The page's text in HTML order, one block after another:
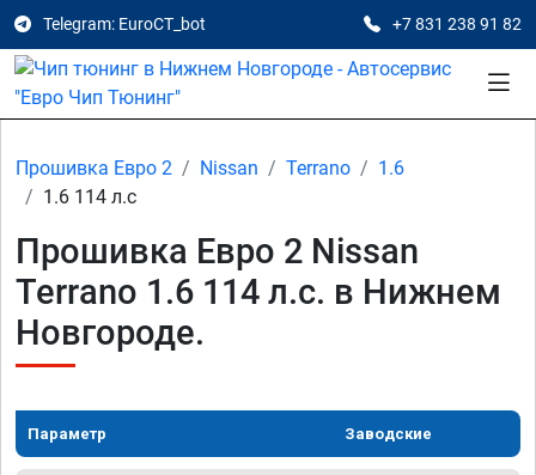
Telegram: EuroCT_bot +7 831 238 91 82
Прошивка Евро 2 Nissan Terrano
1.6
1.6 114 л.с
Прошивка Евро 2 Nissan
Terrano 1.6 114 л.с. в Нижнем
Новгороде.
Параметр Заводские